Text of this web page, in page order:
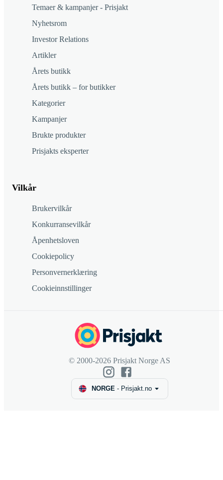
Temaer & kampanjer - Prisjakt
Nyhetsrom
Investor Relations
Artikler
Årets butikk
Årets butikk – for butikker
Kategorier
Kampanjer
Brukte produkter
Prisjakts eksperter
Vilkår
Brukervilkår
Konkurransevilkår
Åpenhetsloven
Cookiepolicy
Personvernerklæring
Cookieinnstillinger
© 2000-2026 Prisjakt Norge AS
NORGE- Prisjakt.no